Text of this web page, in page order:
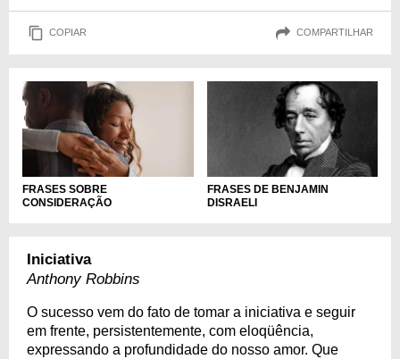
COPIAR COMPARTILHAR
FRASES SOBRE
CONSIDERAÇÃO
FRASES DE BENJAMIN
DISRAELI
Iniciativa
Anthony Robbins
O sucesso vem do fato de tomar a iniciativa e seguir
em frente, persistentemente, com eloqüência,
expressando a profundidade do nosso amor. Que